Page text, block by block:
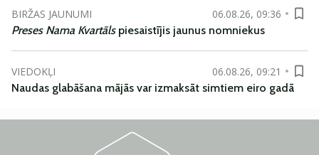
BIRŽAS JAUNUMI
06.08.26, 09:36
Preses Nama Kvartāls piesaistījis jaunus nomniekus
VIEDOKĻI
06.08.26, 09:21
Naudas glabāšana mājās var izmaksāt simtiem eiro gadā